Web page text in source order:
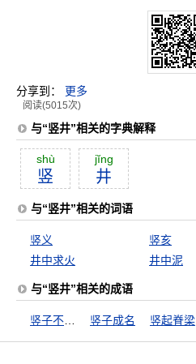
分享到： 更多
阅读(5015次)
与“竖井”相关的字典解释
shù
竖
jĭng
井
与“竖井”相关的词语
竖义 竖亥
井中求火
井中泥
与“竖井”相关的成语
竖子成名 竖起脊梁